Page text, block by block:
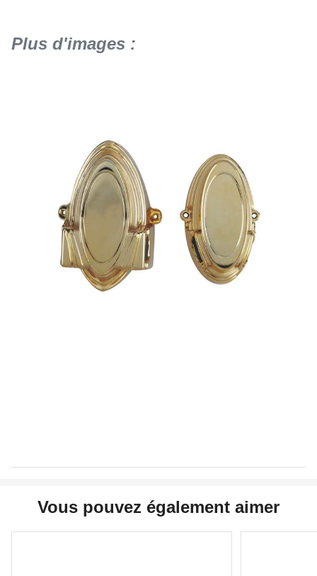
Plus d'images :
Vous pouvez également aimer